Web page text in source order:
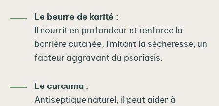
Le beurre de karité :
Il nourrit en profondeur et renforce la
barrière cutanée, limitant la sécheresse, un
facteur aggravant du psoriasis.
Le curcuma :
Antiseptique naturel, il peut aider à